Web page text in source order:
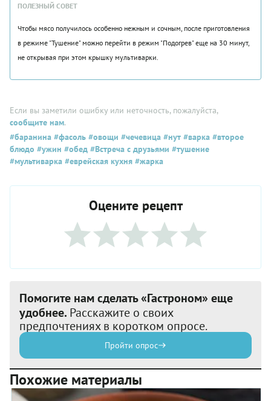
ПОЛЕЗНЫЙ СОВЕТ
Чтобы мясо получилось особенно нежным и сочным, после приготовления
в режиме "Тушение" можно перейти в режим "Подогрев" еще на 30 минут,
не открывая при этом крышку мультиварки.
Если вы заметили ошибку или неточность, пожалуйста,
сообщите нам.
#баранина #фасоль #овощи #чечевица #нут #варка #второе
блюдо #ужин #обед #Встреча с друзьями #тушение
#мультиварка #еврейская кухня #жарка
Оцените рецепт
Помогите нам сделать «Гастроном» еще
удобнее. Расскажите о своих
предпочтениях в коротком опросе.
Пройти опрос
Похожие материалы